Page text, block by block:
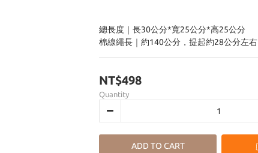
總長度｜長30公分*寬25公分*高25公分
棉線繩長｜約140公分，提起約28公分左右
NT$498
Quantity
ADD TO CART